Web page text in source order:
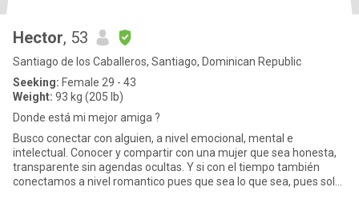
Hector, 53
Santiago de los Caballeros, Santiago, Dominican Republic
Seeking: Female 29 - 43
Weight: 93 kg (205 lb)
Donde está mi mejor amiga ?
Busco conectar con alguien, a nivel emocional, mental e
intelectual. Conocer y compartir con una mujer que sea honesta,
transparente sin agendas ocultas. Y si con el tiempo también
conectamos a nivel romantico pues que sea lo que sea, pues solo